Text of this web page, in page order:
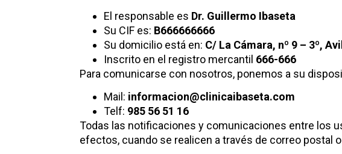
El responsable es Dr. Guillermo Ibaseta
Su CIF es: B666666666
Su domicilio está en: C/ La Cámara, nº 9 – 3º,
Inscrito en el registro mercantil 666-666
Para comunicarse con nosotros, ponemos a su
Mail: informacion@clinicaibaseta.com
Telf: 985 56 51 16
Todas las notificaciones y comunicaciones entre los
efectos, cuando se realicen a través de correo postal